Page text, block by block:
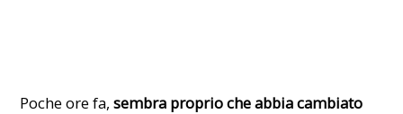
Poche ore fa, sembra proprio che abbia cambiato